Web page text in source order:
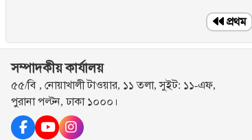
প্রথম
সম্পাদকীয় কার্যালয়
৫৫/বি , নোয়াখালী টাওয়ার, ১১ তলা, সুইট: ১১-এফ,
পুরানা পল্টন, ঢাকা ১০০০।